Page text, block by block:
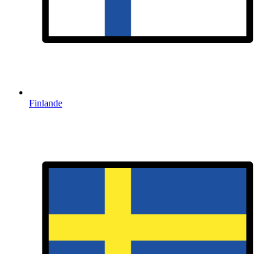
Finlande